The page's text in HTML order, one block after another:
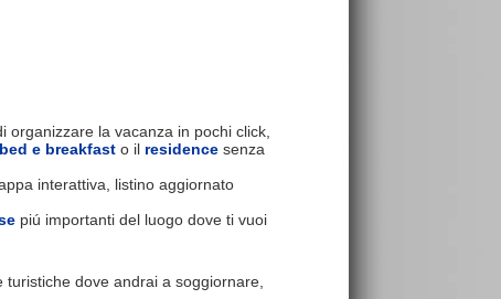
la vacanza in pochi click,
bed e breakfast o il residence senza
interattiva, listino aggiornato
piú importanti del luogo dove ti vuoi
dove andrai a soggiornare,